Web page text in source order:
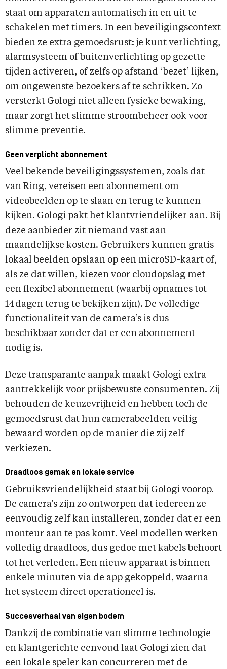
staat om apparaten automatisch in en uit te
schakelen met timers. In een beveiligingscontext
bieden ze extra gemoedsrust: je kunt verlichting,
alarmsysteem of buitenverlichting op gezette
tijden activeren, of zelfs op afstand ‘bezet’ lijken,
om ongewenste bezoekers af te schrikken. Zo
versterkt Gologi niet alleen fysieke bewaking,
maar zorgt het slimme stroombeheer ook voor
slimme preventie.
Geen verplicht abonnement
Veel bekende beveiligingssystemen, zoals dat
van Ring, vereisen een abonnement om
videobeelden op te slaan en terug te kunnen
kijken. Gologi pakt het klantvriendelijker aan. Bij
deze aanbieder zit niemand vast aan
maandelijkse kosten. Gebruikers kunnen gratis
lokaal beelden opslaan op een microSD-kaart of,
als ze dat willen, kiezen voor cloudopslag met
een flexibel abonnement (waarbij opnames tot
14 dagen terug te bekijken zijn). De volledige
functionaliteit van de camera’s is dus
beschikbaar zonder dat er een abonnement
nodig is.
Deze transparante aanpak maakt Gologi extra
aantrekkelijk voor prijsbewuste consumenten. Zij
behouden de keuzevrijheid en hebben toch de
gemoedsrust dat hun camerabeelden veilig
bewaard worden op de manier die zij zelf
verkiezen.
Draadloos gemak en lokale service
Gebruiksvriendelijkheid staat bij Gologi voorop.
De camera’s zijn zo ontworpen dat iedereen ze
eenvoudig zelf kan installeren, zonder dat er een
monteur aan te pas komt. Veel modellen werken
volledig draadloos, dus gedoe met kabels behoort
tot het verleden. Een nieuw apparaat is binnen
enkele minuten via de app gekoppeld, waarna
het systeem direct operationeel is.
Succesverhaal van eigen bodem
Dankzij de combinatie van slimme technologie
en klantgerichte eenvoud laat Gologi zien dat
een lokale speler kan concurreren met de